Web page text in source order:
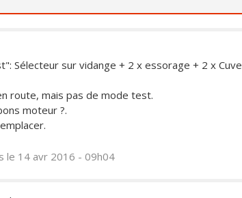
Sélecteur sur vidange + 2 x essorage + 2 x Cuve
route, mais pas de mode test.
moteur ?.
le 14 avr 2016 - 09h04